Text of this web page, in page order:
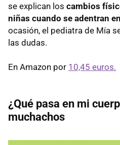
se explican los cambios
niñas cuando se adentran
ocasión, el pediatra de Mía
las dudas.
En Amazon por 10,45 euros.
¿Qué pasa en mi
muchachos